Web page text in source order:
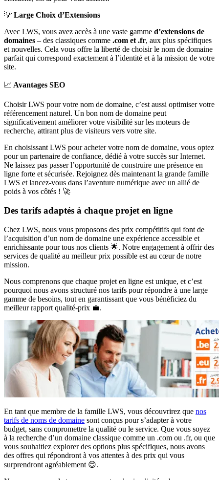
💡 Large Choix d’Extensions
Avec LWS, vous avez accès à une vaste gamme d’extensions de
domaines – des classiques comme .com et .fr, aux plus spécifiques
et nouvelles. Cela vous offre la liberté de choisir le nom de domaine
parfait qui correspond exactement à l’identité et à la mission de votre
site.
📈 Avantages SEO
Choisir LWS pour votre nom de domaine, c’est aussi optimiser votre
référencement naturel. Un bon nom de domaine peut
significativement améliorer votre visibilité sur les moteurs de
recherche, attirant plus de visiteurs vers votre site.
En choisissant LWS pour acheter votre nom de domaine, vous optez
pour un partenaire de confiance, dédié à votre succès sur Internet.
Ne laissez pas passer l’opportunité de construire une présence en
ligne forte et sécurisée. Rejoignez dès maintenant la grande famille
LWS et lancez-vous dans l’aventure numérique avec un allié de
poids à vos côtés ! 🚀
Des tarifs adaptés à chaque projet en ligne
Chez LWS, nous vous proposons des prix compétitifs qui font de
l’acquisition d’un nom de domaine une expérience accessible et
enrichissante pour tous nos clients 🌟. Notre engagement à offrir des
services de qualité au meilleur prix possible est au cœur de notre
mission.
Nous comprenons que chaque projet en ligne est unique, et c’est
pourquoi nous avons structuré nos tarifs pour répondre à une large
gamme de besoins, tout en garantissant que vous bénéficiez du
meilleur rapport qualité-prix 💼.
En tant que membre de la famille LWS, vous découvrirez que nos
tarifs de noms de domaine sont conçus pour s’adapter à votre
budget, sans compromettre la qualité ou le service. Que vous soyez
à la recherche d’un domaine classique comme un .com ou .fr, ou que
vous souhaitiez explorer des options plus spécifiques, nous avons
des offres qui répondront à vos attentes à des prix qui vous
surprendront agréablement 😊.